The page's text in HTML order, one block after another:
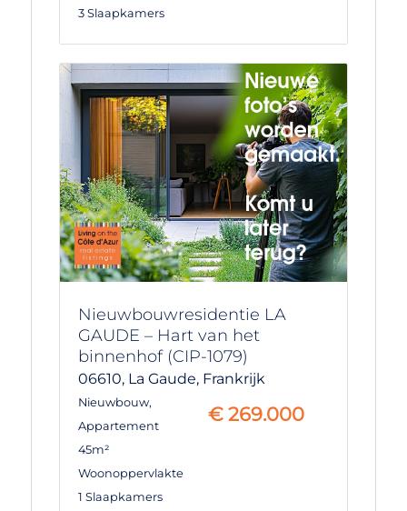
3 Slaapkamers
Nieuwbouwresidentie LA
GAUDE – Hart van het
binnenhof (CIP-1079)
06610, La Gaude, Frankrijk
Nieuwbouw,
Appartement
45m²
Woonoppervlakte
1 Slaapkamers
€ 269.000